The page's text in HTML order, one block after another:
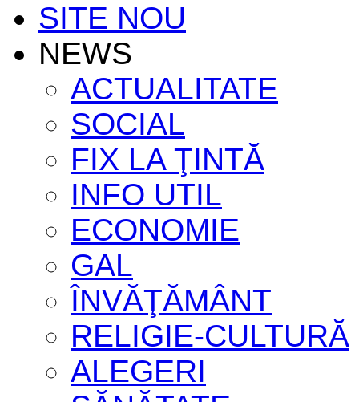
SITE NOU
NEWS
ACTUALITATE
SOCIAL
FIX LA ŢINTĂ
INFO UTIL
ECONOMIE
GAL
ÎNVĂŢĂMÂNT
RELIGIE-CULTURĂ
ALEGERI